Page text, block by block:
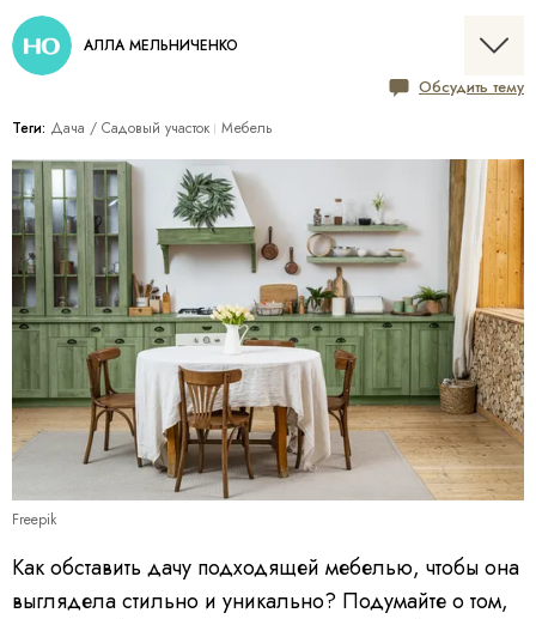
АЛЛА МЕЛЬНИЧЕНКО
Обсудить тему
Теги: Дача / Cадовый участок Мебель
Freepik
Как обставить дачу подходящей мебелью, чтобы она
выглядела стильно и уникально? Подумайте о том,